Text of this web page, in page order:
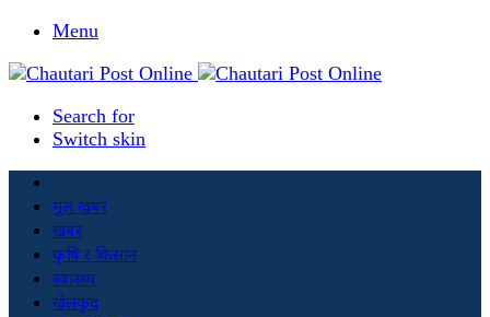
Menu
Search for
Switch skin
मूल खबर
खबर
कृषि र किसान
स्वास्थ्य
खेलकुद